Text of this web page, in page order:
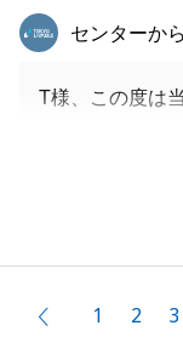
東急リバブル
センターか
T様、この度は
いくことを心
そのため、上
ます。
常にお客様の
前へ1 2 3